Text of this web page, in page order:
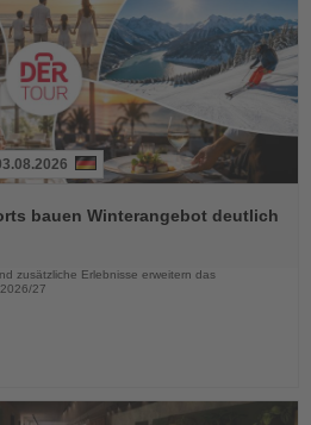
bauen Winterangebot deutlich
zusätzliche Erlebnisse erweitern das
27